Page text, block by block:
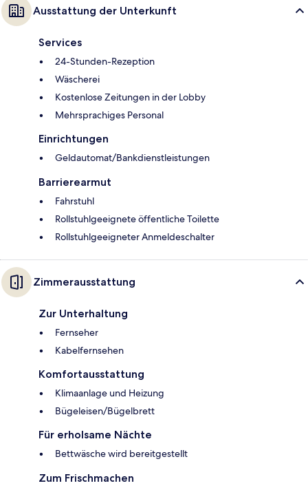
Ausstattung der Unterkunft
Services
24-Stunden-Rezeption
Wäscherei
Kostenlose Zeitungen in der Lobby
Mehrsprachiges Personal
Einrichtungen
Geldautomat/Bankdienstleistungen
Barrierearmut
Fahrstuhl
Rollstuhlgeeignete öffentliche Toilette
Rollstuhlgeeigneter Anmeldeschalter
Zimmerausstattung
Zur Unterhaltung
Fernseher
Kabelfernsehen
Komfortausstattung
Klimaanlage und Heizung
Bügeleisen/Bügelbrett
Für erholsame Nächte
Bettwäsche wird bereitgestellt
Zum Frischmachen